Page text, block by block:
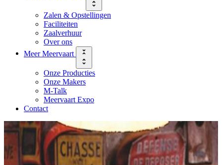
Zalen & Opstellingen
Faciliteiten
Zaalverhuur
Over ons
Meer Meervaart
Onze Producties
Onze Makers
M-Talk
Meervaart Expo
Contact